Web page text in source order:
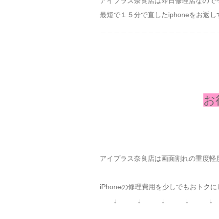
最短で１５分で直したiphoneをお返
お
アイプラス奈良店は画面割れの重度
iPhoneの修理費用を少しでもおトク
↓ ↓ ↓ ↓